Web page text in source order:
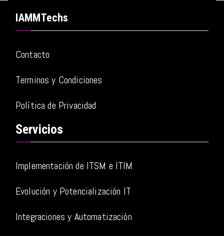
IAMMTechs
Contacto
Terminos y Condiciones
Política de Privacidad
Servicios
Implementación de ITSM e ITIM
Evolución y Potencialización IT
Integraciones y Automatización